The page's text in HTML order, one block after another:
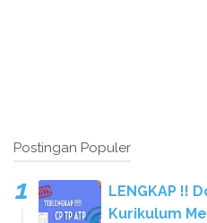
Postingan Populer
LENGKAP !!
Kurikulum